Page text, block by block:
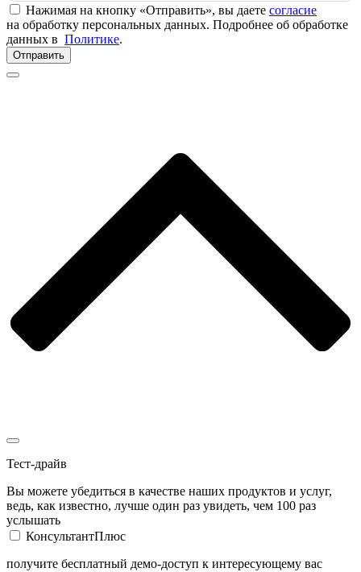
Нажимая на кнопку «Отправить», вы даете согласие
на обработку персональных данных. Подробнее об обработке
данных в Политике.
Отправить
Тест-драйв
Вы можете убедиться в качестве наших продуктов и услуг,
ведь, как известно, лучше один раз увидеть, чем 100 раз
услышать
КонсультантПлюс
получите бесплатный демо-доступ к интересующему вас